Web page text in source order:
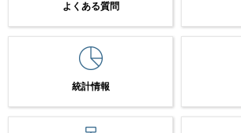
よくある質問
統計情報